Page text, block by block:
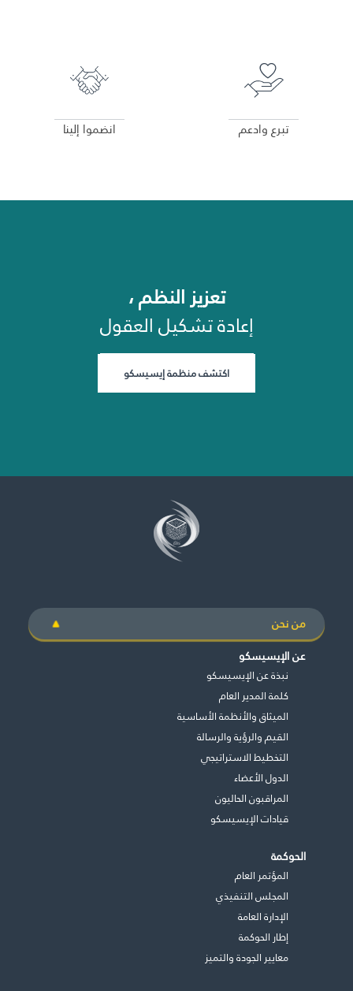
تبرع وادعم انضموا إلينا
تعزيز النظم ،
إعادة تشكيل العقول
اكتشف منظمة إيسيسكو
من نحن
عن الإيسيسكو
نبذة عن الإيسيسكو
كلمة المدير العام
الميثاق والأنظمة الأساسية
القيم والرؤية والرسالة
التخطيط الاستراتيجي
الدول الأعضاء
المراقبون الحاليون
قيادات الإيسيسكو
الحوكمة
المؤتمر العام
المجلس التنفيذي
اﻹدارة العامة
إطار الحوكمة
معايير الجودة والتميز